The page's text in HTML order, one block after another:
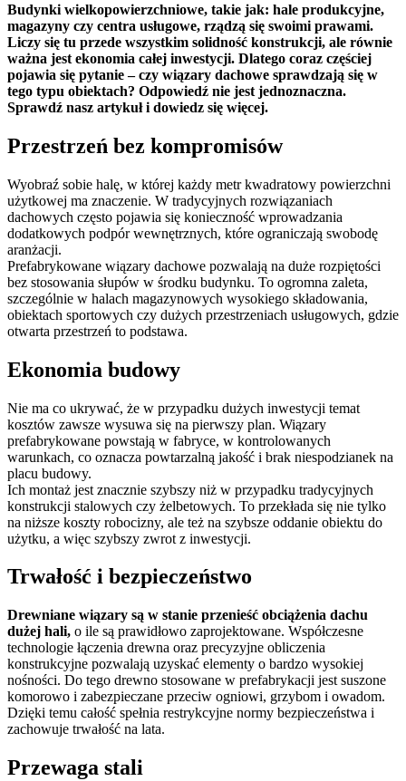
Budynki wielkopowierzchniowe, takie jak: hale produkcyjne,
magazyny czy centra usługowe, rządzą się swoimi prawami.
Liczy się tu przede wszystkim solidność konstrukcji, ale równie
ważna jest ekonomia całej inwestycji. Dlatego coraz częściej
pojawia się pytanie – czy wiązary dachowe sprawdzają się w
tego typu obiektach? Odpowiedź nie jest jednoznaczna.
Sprawdź nasz artykuł i dowiedz się więcej.
Przestrzeń bez kompromisów
Wyobraź sobie halę, w której każdy metr kwadratowy powierzchni
użytkowej ma znaczenie. W tradycyjnych rozwiązaniach
dachowych często pojawia się konieczność wprowadzania
dodatkowych podpór wewnętrznych, które ograniczają swobodę
aranżacji.
Prefabrykowane wiązary dachowe pozwalają na duże rozpiętości
bez stosowania słupów w środku budynku. To ogromna zaleta,
szczególnie w halach magazynowych wysokiego składowania,
obiektach sportowych czy dużych przestrzeniach usługowych, gdzie
otwarta przestrzeń to podstawa.
Ekonomia budowy
Nie ma co ukrywać, że w przypadku dużych inwestycji temat
kosztów zawsze wysuwa się na pierwszy plan. Wiązary
prefabrykowane powstają w fabryce, w kontrolowanych
warunkach, co oznacza powtarzalną jakość i brak niespodzianek na
placu budowy.
Ich montaż jest znacznie szybszy niż w przypadku tradycyjnych
konstrukcji stalowych czy żelbetowych. To przekłada się nie tylko
na niższe koszty robocizny, ale też na szybsze oddanie obiektu do
użytku, a więc szybszy zwrot z inwestycji.
Trwałość i bezpieczeństwo
Drewniane wiązary są w stanie przenieść obciążenia dachu
dużej hali, o ile są prawidłowo zaprojektowane. Współczesne
technologie łączenia drewna oraz precyzyjne obliczenia
konstrukcyjne pozwalają uzyskać elementy o bardzo wysokiej
nośności. Do tego drewno stosowane w prefabrykacji jest suszone
komorowo i zabezpieczane przeciw ogniowi, grzybom i owadom.
Dzięki temu całość spełnia restrykcyjne normy bezpieczeństwa i
zachowuje trwałość na lata.
Przewaga stali